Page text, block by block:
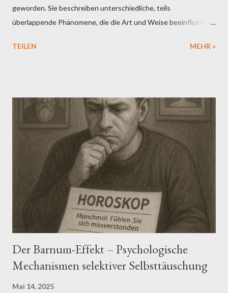
geworden. Sie beschreiben unterschiedliche, teils
überlappende Phänomene, die die Art und Weise beeinflussen,
weitergeben. Aus psychologischer Sicht verspricht ihre
mögen, so notwendig ist eine differenzierte Betrachtung ihrer
wissenschaftlichen Fundierung. Echokammern verweisen auf
kommunikative Räume, in denen homogene Meinungen
dominieren und abweichende Perspektiven systematisch
ausgeblendet werden. Aus sozialpsychologischer Sicht werden
Echokammern durch Prozesse wie Gruppenkohäsion, soziale
Identifikation und normative Konformität verstärkt (Tajfel &
Turner, 1986; Postmes et al., 2005). Empirische Studien zeigen,
dass in...
TEILEN MEHR »
Der Barnum-Effekt – Psychologische
Mechanismen selektiver Selbsttäuschung
Mai 14, 2025